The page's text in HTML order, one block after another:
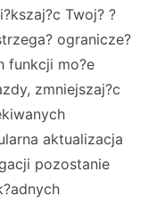
Twoj? ?
ogranicze?
funkcji mo?e
zmniejszaj?c
aktualizacja
pozostanie